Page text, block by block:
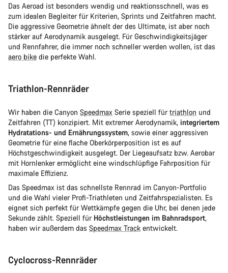
Das Aeroad ist besonders wendig und reaktionsschnell, was es
zum idealen Begleiter für Kriterien, Sprints und Zeitfahren macht.
Die aggressive Geometrie ähnelt der des Ultimate, ist aber noch
stärker auf Aerodynamik ausgelegt. Für Geschwindigkeitsjäger
und Rennfahrer, die immer noch schneller werden wollen, ist das
aero bike die perfekte Wahl.
Triathlon-Rennräder
Wir haben die Canyon Speedmax Serie speziell fürtriathlon und
Zeitfahren (TT) konzipiert. Mit extremer Aerodynamik, integriertem
Hydratations- und Ernährungssystem, sowie einer aggressiven
Geometrie für eine flache Oberkörperposition ist es auf
Höchstgeschwindigkeit ausgelegt. Der Liegeaufsatz bzw. Aerobar
mit Hornlenker ermöglicht eine windschlüpfige Fahrposition für
maximale Effizienz.
Das Speedmax ist das schnellste Rennrad im Canyon-Portfolio
und die Wahl vieler Profi-Triathleten und Zeitfahrspezialisten. Es
eignet sich perfekt für Wettkämpfe gegen die Uhr, bei denen jede
Sekunde zählt. Speziell für Höchstleistungen im Bahnradsport,
haben wir außerdem das Speedmax Track entwickelt.
Cyclocross-Rennräder